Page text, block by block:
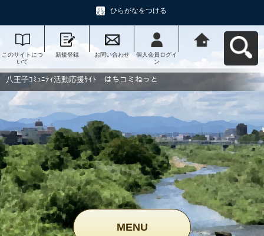
ひらがなをつける
このサイトにつ
いて
新規登録 お問い合わせ
個人会員ログイ
ン
動応援ｻｲﾄ はち
コミねっとへ戻
八王子ｺﾐｭﾆﾃｨ活動応援ｻｲﾄ はちコミねっと
MENU